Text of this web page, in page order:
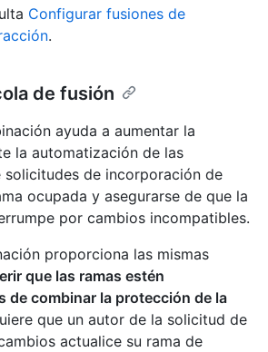
Configurar fusiones de
.
de fusión
ayuda a aumentar la
la automatización de las
solicitudes de incorporación de
ocupada y asegurarse de que la
por cambios incompatibles.
proporciona las mismas
que las ramas estén
de combinar la protección de la
que un autor de la solicitud de
actualice su rama de